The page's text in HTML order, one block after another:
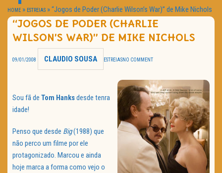
PASSATEMPOS
HOME CINEMA
NOTA PESSOAL
TRAILER DO DIA
Política de Privacidade
HOME » ESTREIAS »“Jogos de Poder (Charlie Wilson’s War)” de Mike Nichols
“JOGOS DE PODER (CHARLIE
WILSON’S WAR)” DE MIKE NICHOLS
09/01/2008 CLAUDIO SOUSA ESTREIASNO COMMENT
Sou fã de Tom Hanksdesde tenra
idade!
Penso que desde Big(1988) que
não perco um filme por ele
protagonizado. Marcou e ainda
hoje marca a forma como vejo o